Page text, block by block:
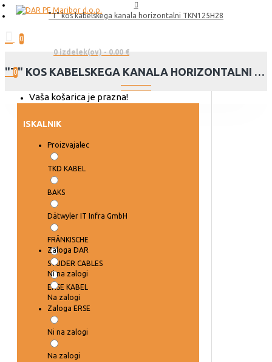
0
0 izdelek(ov) - 0.00 €
0
Vaša košarica je prazna!
"T" kos kabelskega kanala horizontalni TKN125H28
"T" KOS KABELSKEGA KANALA HORIZONTALNI TKN125H28
ISKALNIK
Proizvajalec
TKD KABEL
BAKS
Dätwyler IT Infra GmbH
FRÄNKISCHE
STUDER CABLES
ERSE KABEL
Zaloga DAR
Ni na zalogi
Na zalogi
Zaloga ERSE
Ni na zalogi
Na zalogi